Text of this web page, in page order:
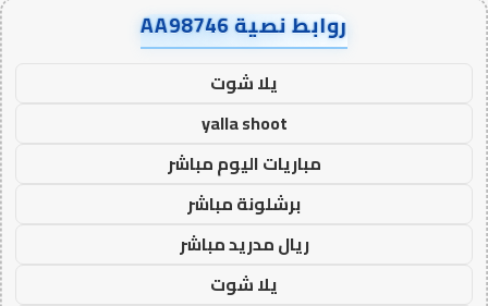
روابط نصية AA98746
يلا شوت
yalla shoot
مباريات اليوم مباشر
برشلونة مباشر
ريال مدريد مباشر
يلا شوت